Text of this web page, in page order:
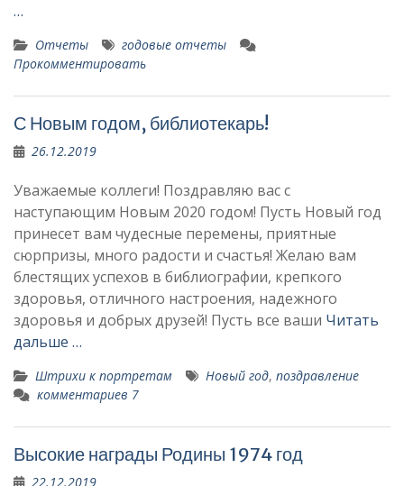
…
Отчеты
годовые отчеты
Прокомментировать
С Новым годом, библиотекарь!
26.12.2019
Уважаемые коллеги! Поздравляю вас с
наступающим Новым 2020 годом! Пусть Новый год
принесет вам чудесные перемены, приятные
сюрпризы, много радости и счастья! Желаю вам
блестящих успехов в библиографии, крепкого
здоровья, отличного настроения, надежного
здоровья и добрых друзей! Пусть все ваши Читать
дальше …
Штрихи к портретам Новый год, поздравление
комментариев 7
Высокие награды Родины 1974 год
22.12.2019